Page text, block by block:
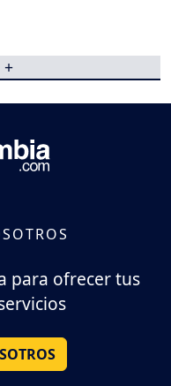
+
para ofrecer tus